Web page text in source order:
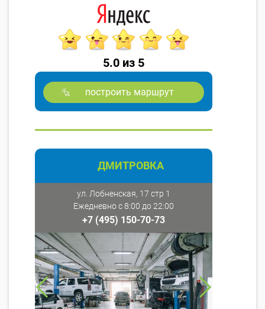
5.0 из 5
построить маршрут
ДМИТРОВКА
ул. Лобненская, 17 стр 1
Ежедневно с 8:00 до 22:00
+7 (495) 150-70-73